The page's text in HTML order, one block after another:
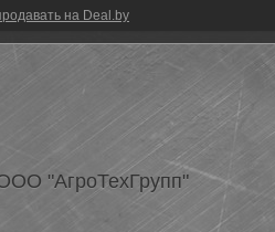
на Deal.by
"АгроТехГрупп"